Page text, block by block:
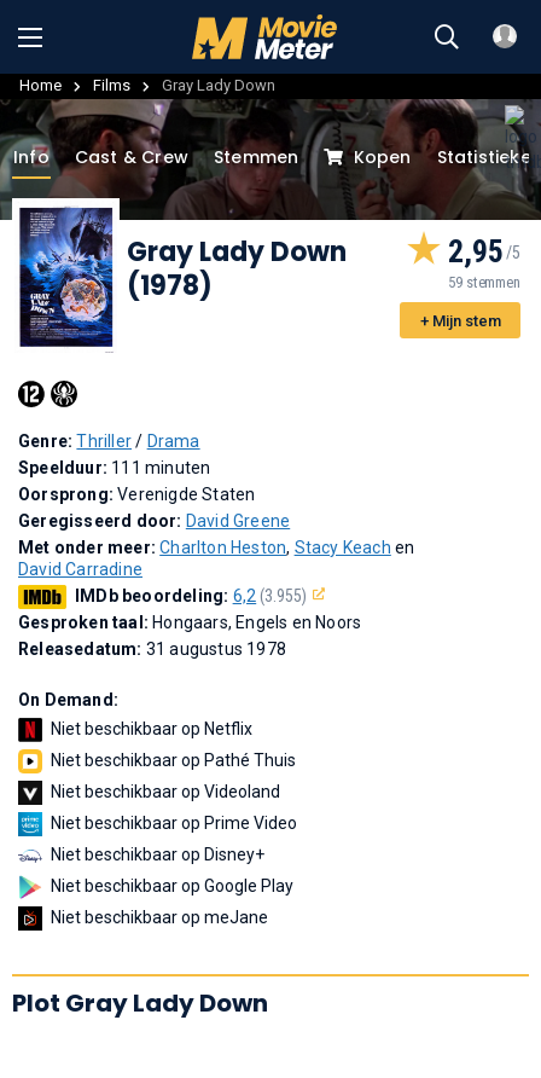
Home Films Gray Lady Down
Info Cast & Crew Stemmen Kopen
Gray Lady Down
(1978)
2,95
59 stemmen
+ Mijn stem
Genre:Thriller/ Drama
Speelduur: 111 minuten
Oorsprong:Verenigde Staten
Geregisseerd door: David Greene
Met onder meer:Charlton Heston, Stacy Keach en
David Carradine
IMDb beoordeling: 6,2 (3.955)
Gesproken taal: Hongaars, Engels en Noors
Releasedatum: 31 augustus 1978
On Demand:
Niet beschikbaar op Netflix
Niet beschikbaar op Pathé Thuis
Niet beschikbaar op Videoland
Niet beschikbaar op Prime Video
Niet beschikbaar op Disney+
Niet beschikbaar op Google Play
Niet beschikbaar op meJane
Plot Gray Lady Down